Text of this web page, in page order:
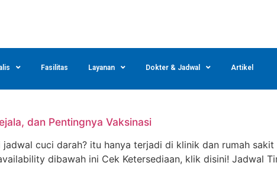
Fasilitas Layanan Dokter & Jadwal Artikel
dan Pentingnya Vaksinasi
cuci darah? itu hanya terjadi di klinik dan rumah
dibawah ini Cek Ketersediaan, klik disini! Jadwal